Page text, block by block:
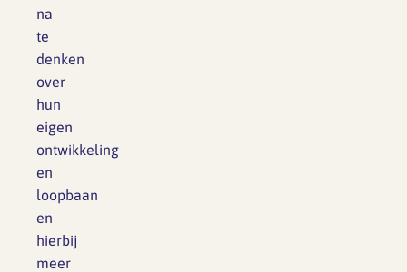
na
te
denken
over
hun
eigen
ontwikkeling
en
loopbaan
en
hierbij
meer